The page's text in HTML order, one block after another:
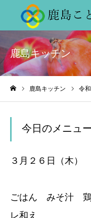
鹿島キッチン
鹿島キッチン 令
今日のメニュ
３月２６日（木）
ごはん みそ汁 鶏
レ和え